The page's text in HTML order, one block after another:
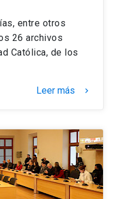
entre otros
26 archivos
Católica, de los
Leer más keyboard_arrow_right